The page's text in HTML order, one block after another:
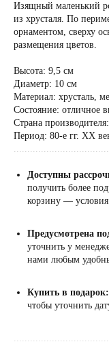
Изящный маленький
из хрусталя. По
орнаментом, сверху
размещения цветов.
Высота: 9,5 см
Диаметр: 10 см
Материал: хрусталь,
Состояние: отличное
Страна
Период: 80-е гг. XX
Доступны
получить более
корзину — условия
Предусмотрена
уточнить у
нами любым
Купить в подарок:
чтобы уточнить